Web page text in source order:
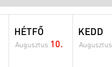
HÉTFŐ
Augusztus 10.
KEDD
Augusztus